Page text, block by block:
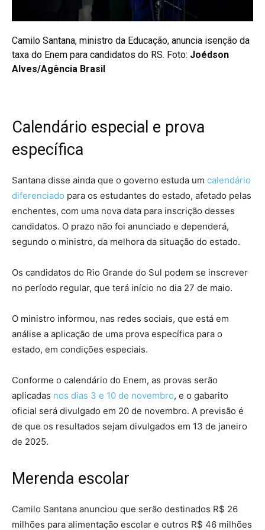
Camilo Santana, ministro da Educação, anuncia isenção da
taxa do Enem para candidatos do RS. Foto: Joédson
Alves/Agência Brasil
Calendário especial e prova
específica
Santana disse ainda que o governo estuda um calendário
diferenciado para os estudantes do estado, afetado pelas
enchentes, com uma nova data para inscrição desses
candidatos. O prazo não foi anunciado e dependerá,
segundo o ministro, da melhora da situação do estado.
Os candidatos do Rio Grande do Sul podem se inscrever
no período regular, que terá início no dia 27 de maio.
O ministro informou, nas redes sociais, que está em
análise a aplicação de uma prova específica para o
estado, em condições especiais.
Conforme o calendário do Enem, as provas serão
aplicadas nos dias 3 e 10 de novembro, e o gabarito
oficial será divulgado em 20 de novembro. A previsão é
de que os resultados sejam divulgados em 13 de janeiro
de 2025.
Merenda escolar
Camilo Santana anunciou que serão destinados R$ 26
milhões para alimentação escolar e outros R$ 46 milhões